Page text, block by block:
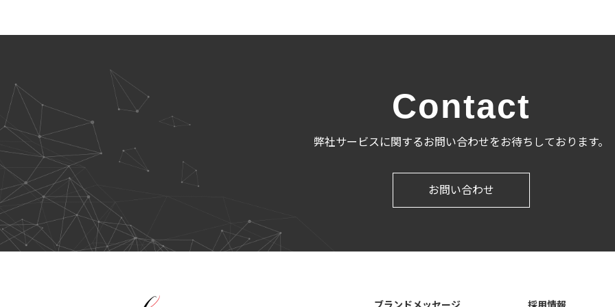
Contact
弊社サービスに関するお問い合わせをお待ちしております。
お問い合わせ